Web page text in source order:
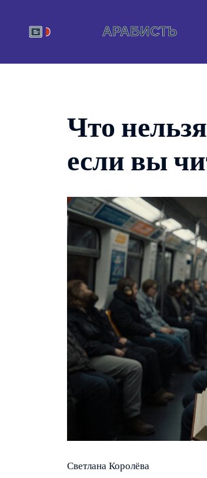
Что
если вы
Светлана Королёва